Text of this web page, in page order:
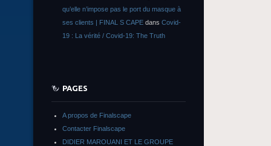
qu’elle n’impose pas le port du masque à
ses clients | FINAL S CAPE dans Covid-
19 : La vérité / Covid-19: The Truth
PAGES
A propos de Finalscape
Contacter Finalscape
DIDIER MAROUANI ET LE GROUPE